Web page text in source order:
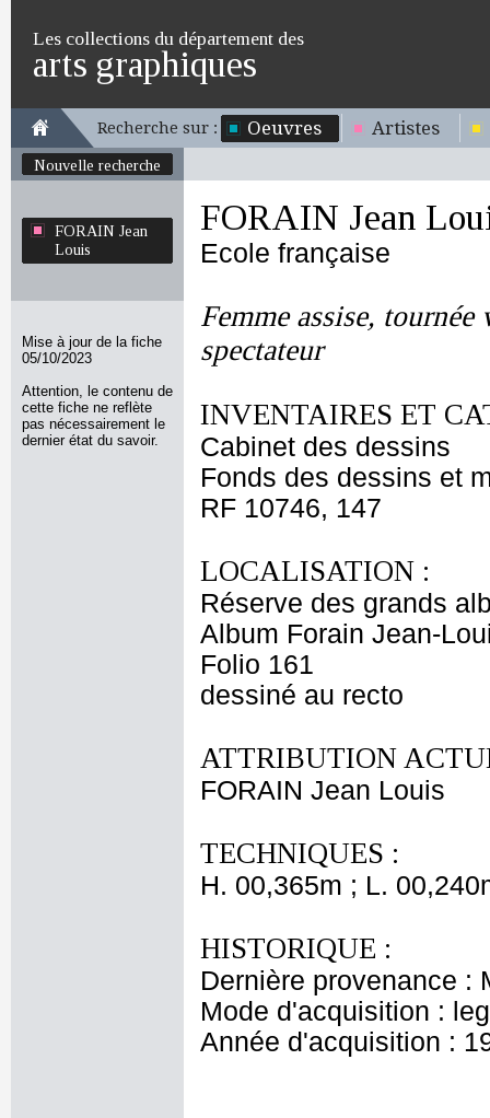
Les collections du département des
arts graphiques
Recherche sur : Oeuvres Artistes
Nouvelle recherche
FORAIN Jean
Louis
Mise à jour de la fiche
05/10/2023
Attention, le contenu de
cette fiche ne reflète
pas nécessairement le
dernier état du savoir.
FORAIN Jean
Ecole française
Femme assise,
spectateur
INVENTAIRES ET
Cabinet des dessins
Fonds des dessins et
RF 10746, 147
LOCALISATION :
Réserve des grands
Album Forain Jean-
Folio 161
dessiné au recto
ATTRIBUTION
FORAIN Jean Louis
TECHNIQUES :
H. 00,365m ; L.
HISTORIQUE :
Dernière provenance :
Mode d'acquisition :
Année d'acquisition :